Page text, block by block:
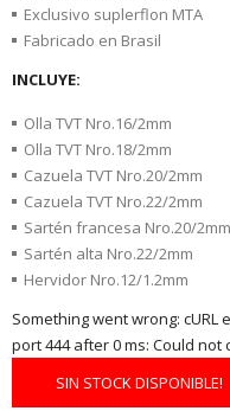
Exclusivo suplerflon MTA
Fabricado en Brasil
INCLUYE:
Olla TVT Nro.16/2mm
Olla TVT Nro.18/2mm
Cazuela TVT Nro.20/2mm
Cazuela TVT Nro.22/2mm
Sartén francesa Nro.20/2mm
Sartén alta Nro.22/2mm
Hervidor Nro.12/1.2mm
Something went wrong: cURL
port 444 after 0 ms: Could not
SIN STOCK DISPONIBLE!